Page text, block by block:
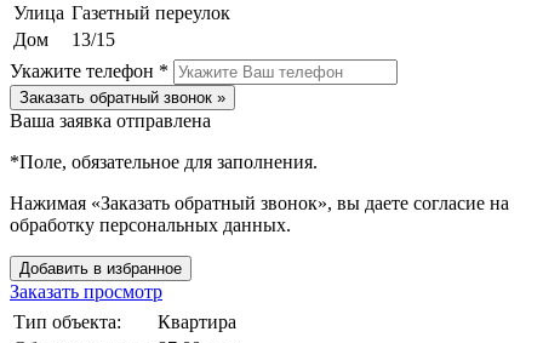
Улица Газетный переулок
Дом
13/15
Укажите телефон *
Заказать обратный звонок »
Ваша заявка отправлена
*Поле, обязательное для заполнения.
Нажимая «Заказать обратный звонок», вы даете согласие на
обработку персональных данных.
Добавить в избранное
Заказать просмотр
Тип объекта:
Квартира